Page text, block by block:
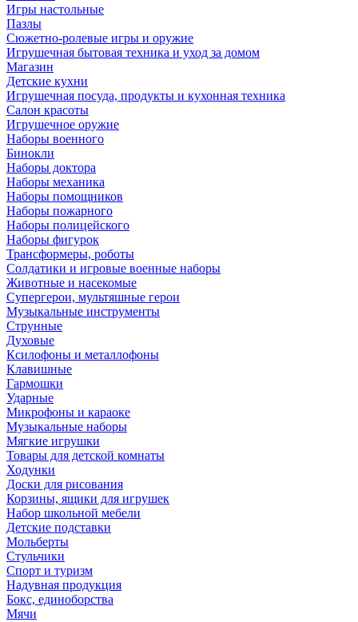
Игры настольные
Пазлы
Сюжетно-ролевые игры и оружие
Игрушечная бытовая техника и уход за домом
Магазин
Детские кухни
Игрушечная посуда, продукты и кухонная техника
Салон красоты
Игрушечное оружие
Наборы военного
Бинокли
Наборы доктора
Наборы механика
Наборы помощников
Наборы пожарного
Наборы полицейского
Наборы фигурок
Трансформеры, роботы
Солдатики и игровые военные наборы
Животные и насекомые
Супергерои, мультяшные герои
Музыкальные инструменты
Струнные
Духовые
Ксилофоны и металлофоны
Клавишные
Гармошки
Ударные
Микрофоны и караоке
Музыкальные наборы
Мягкие игрушки
Товары для детской комнаты
Ходунки
Доски для рисования
Корзины, ящики для игрушек
Набор школьной мебели
Детские подставки
Мольберты
Стульчики
Спорт и туризм
Надувная продукция
Бокс, единоборства
Мячи